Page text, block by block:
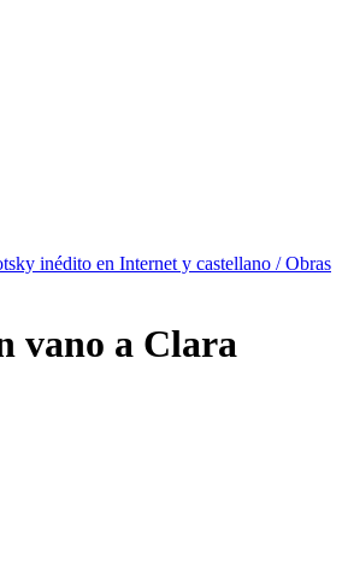
inédito en Internet y castellano / Obras
vano a Clara